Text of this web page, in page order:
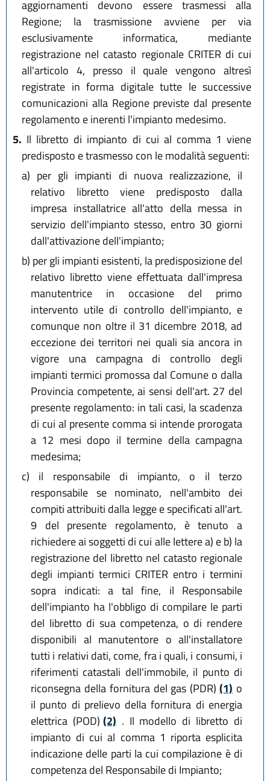
aggiornamenti devono essere trasmessi alla
Regione; la trasmissione avviene per via
esclusivamente informatica, mediante
registrazione nel catasto regionale CRITER di cui
all'articolo 4, presso il quale vengono altresì
registrate in forma digitale tutte le successive
comunicazioni alla Regione previste dal presente
regolamento e inerenti l'impianto medesimo.
5. Il libretto di impianto di cui al comma 1 viene
predisposto e trasmesso con le modalità seguenti:
a) per gli impianti di nuova realizzazione, il
relativo libretto viene predisposto dalla
impresa installatrice all'atto della messa in
servizio dell'impianto stesso, entro 30 giorni
dall'attivazione dell'impianto;
b) per gli impianti esistenti, la predisposizione del
relativo libretto viene effettuata dall'impresa
manutentrice in occasione del primo
intervento utile di controllo dell'impianto, e
comunque non oltre il 31 dicembre 2018, ad
eccezione dei territori nei quali sia ancora in
vigore una campagna di controllo degli
impianti termici promossa dal Comune o dalla
Provincia competente, ai sensi dell'art. 27 del
presente regolamento: in tali casi, la scadenza
di cui al presente comma si intende prorogata
a 12 mesi dopo il termine della campagna
medesima;
c) il responsabile di impianto, o il terzo
responsabile se nominato, nell'ambito dei
compiti attribuiti dalla legge e specificati all'art.
9 del presente regolamento, è tenuto a
richiedere ai soggetti di cui alle lettere a) e b) la
registrazione del libretto nel catasto regionale
degli impianti termici CRITER entro i termini
sopra indicati: a tal fine, il Responsabile
dell'impianto ha l'obbligo di compilare le parti
del libretto di sua competenza, o di rendere
disponibili al manutentore o all'installatore
tutti i relativi dati, come, fra i quali, i consumi, i
riferimenti catastali dell'immobile, il punto di
riconsegna della fornitura del gas (PDR) (1) o
il punto di prelievo della fornitura di energia
elettrica (POD) (2) . Il modello di libretto di
impianto di cui al comma 1 riporta esplicita
indicazione delle parti la cui compilazione è di
competenza del Responsabile di Impianto;